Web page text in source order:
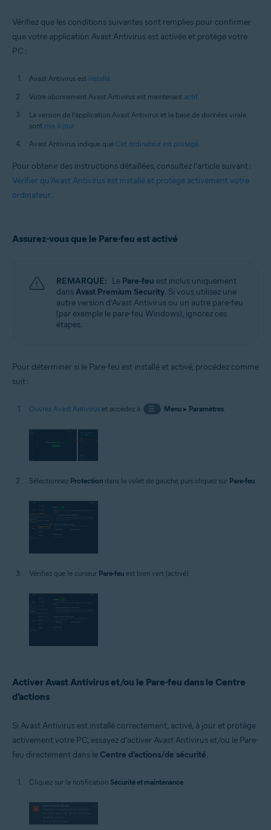
Vérifiez que les conditions suivantes sont remplies pour confirmer
que votre application Avast Antivirus est activée et protège votre
PC :
Avast Antivirus est installé.
Votre abonnement Avast Antivirus est maintenant actif.
La version de l’application Avast Antivirus et la base de données virale
sont mis à jour.
Avast Antivirus indique que Cet ordinateur est protégé.
Pour obtenir des instructions détaillées, consultez l’article suivant :
Vérifier qu’Avast Antivirus est installé et protège activement votre
ordinateur.
Assurez-vous que le Pare-feu est activé
REMARQUE: Le Pare-feu est inclus uniquement
dansAvast Premium Security. Si vous utilisez une
autre version d’Avast Antivirus ou un autre pare-feu
(par exemple le pare-feu Windows), ignorez ces
étapes.
Pour déterminer si le Pare-feu est installé et activé, procédez comme
suit :
Ouvrez Avast Antivirus et accédez à ☰ Menu▸ Paramètres.
Sélectionnez Protection dans le volet de gauche, puis cliquez sur Pare-feu.
Vérifiez que le curseur Pare-feu est bien vert (activé).
Activer Avast Antivirus et/ou le Pare-feu dans le Centre
d’actions
Si Avast Antivirus est installé correctement, activé, à jour et protège
activement votre PC, essayez d’activer Avast Antivirus et/ou le Pare-
feu directement dans le Centre d’actions/de sécurité.
Cliquez sur la notification Sécurité et maintenance.